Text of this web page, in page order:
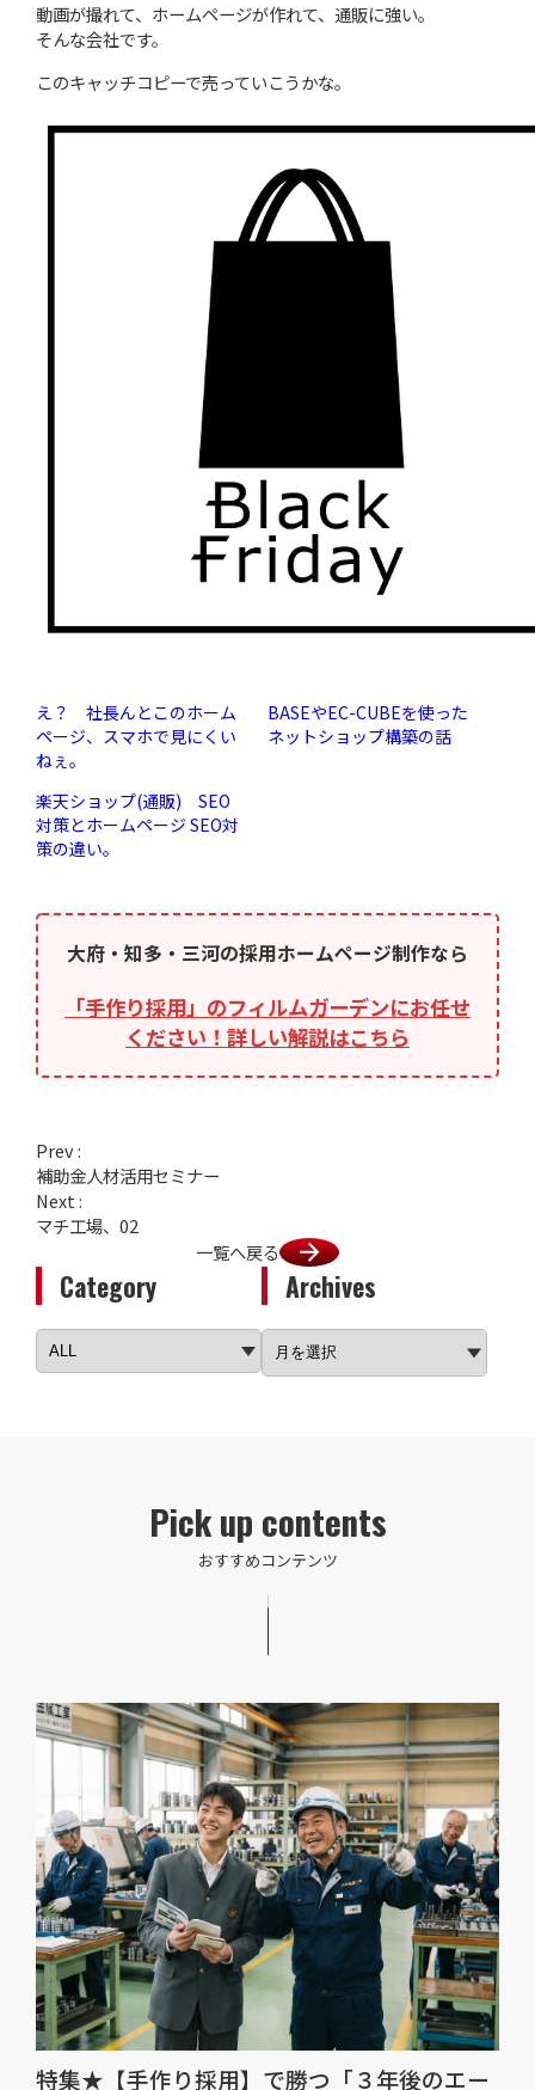
Category Archives
動画が撮れて、ホームページが作れて、通販に強い。
そんな会社です。
このキャッチコピーで売っていこうかな。
え？ 社長んとこのホーム
ページ、スマホで見にくい
ねぇ。
BASEやEC-CUBEを使った
ネットショップ構築の話
楽天ショップ(通販) SEO
対策とホームページ SEO対
策の違い。
大府・知多・三河の採用ホームページ制作なら
「手作り採用」のフィルムガーデンにお任せ
ください！詳しい解説はこちら
Prev :
補助金人材活用セミナー
一覧へ戻る
Next :
マチ工場、02
Pick up contents
おすすめコンテンツ
特集★【手作り採用】で勝つ「３年後のエー